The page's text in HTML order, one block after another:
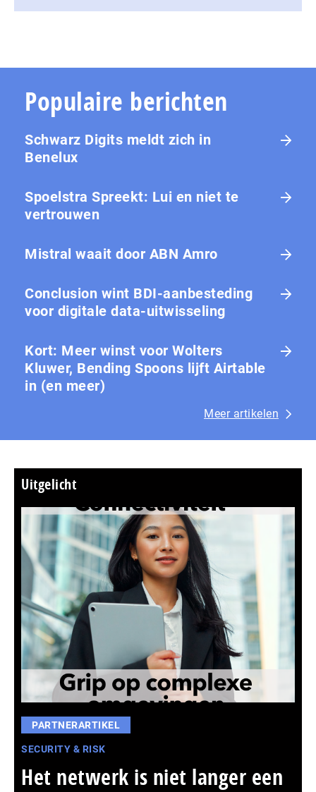
Populaire berichten
Schwarz Digits meldt zich in
Benelux
Spoelstra Spreekt: Lui en niet te
vertrouwen
Mistral waait door ABN Amro
Conclusion wint BDI-aanbesteding
voor digitale data-uitwisseling
Kort: Meer winst voor Wolters
Kluwer, Bending Spoons lijft Airtable
in (en meer)
Meer artikelen
Uitgelicht
PARTNERARTIKEL
SECURITY & RISK
Het netwerk is niet langer een